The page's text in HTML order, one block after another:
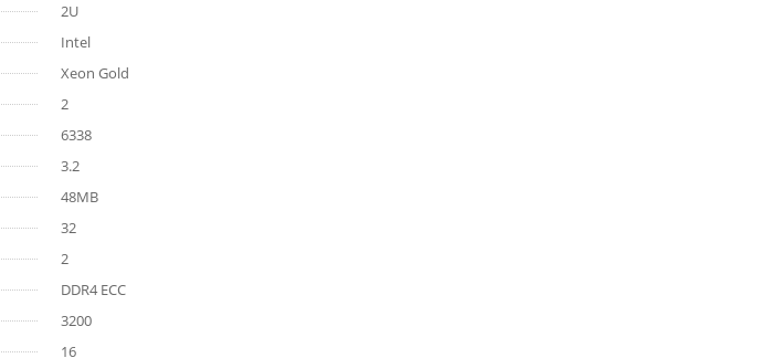
2U
Intel
Xeon Gold
2
6338
3.2
48MB
32
2
DDR4 ECC
3200
16